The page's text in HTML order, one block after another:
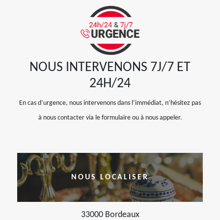
NOUS INTERVENONS 7J/7 ET
24H/24
En cas d’urgence, nous intervenons dans l’immédiat, n’hésitez pas
à nous contacter via le formulaire ou à nous appeler.
NOUS LOCALISER
33000 Bordeaux